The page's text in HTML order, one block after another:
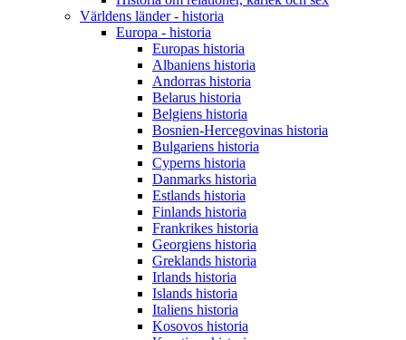
Världens länder - historia
Europa - historia
Europas historia
Albaniens historia
Andorras historia
Belarus historia
Belgiens historia
Bosnien-Hercegovinas historia
Bulgariens historia
Cyperns historia
Danmarks historia
Estlands historia
Finlands historia
Frankrikes historia
Georgiens historia
Greklands historia
Irlands historia
Islands historia
Italiens historia
Kosovos historia